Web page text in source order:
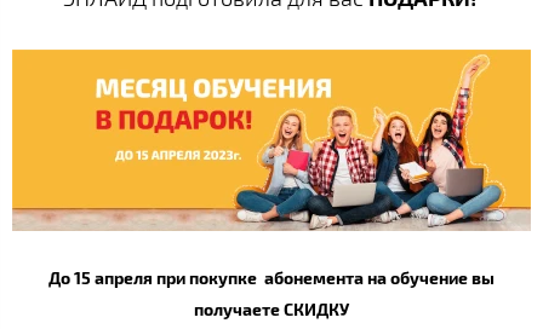
До 15 апреля при покупке абонемента на обучение вы
получаете СКИДКУ